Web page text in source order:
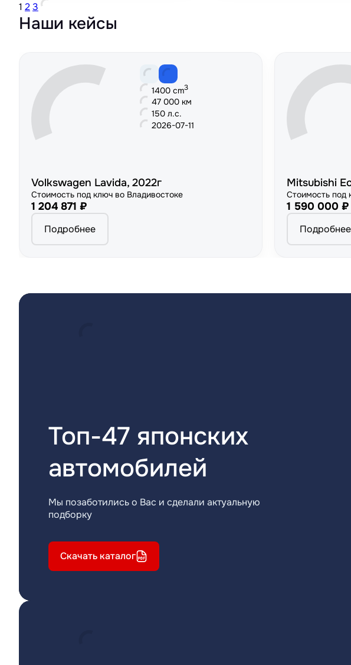
1 23
Наши кейсы
1400 cm3
47 000 км
150 л.с.
2026-07-11
Volkswagen Lavida, 2022г
Стоимость под ключ во Владивостоке
1 204 871 ₽
Подробнее
Mitsubishi
Стоимость под
1 590 000 ₽
Подробнее
Топ-47 японских
автомобилей
Мы позаботились о Вас и сделали актуальную
подборку
Скачать каталог